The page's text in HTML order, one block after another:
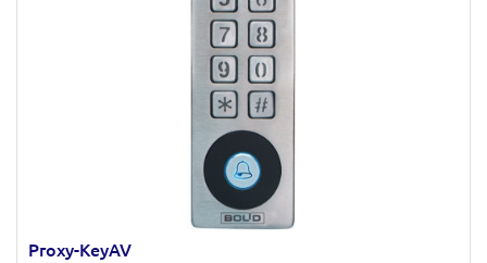
Proxy-KeyAV